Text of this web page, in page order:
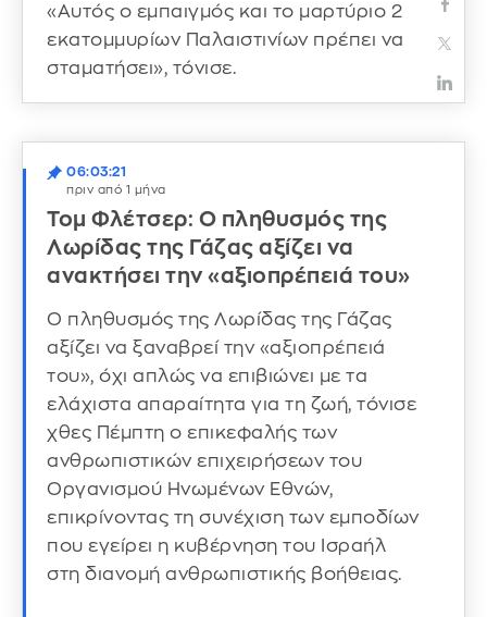
«Αυτός ο εμπαιγμός και το μαρτύριο 2
εκατομμυρίων Παλαιστινίων πρέπει να
σταματήσει», τόνισε.
06:03:21
πριν από 1 μήνα
Τομ Φλέτσερ: Ο πληθυσμός της
Λωρίδας της Γάζας αξίζει να
ανακτήσει την «αξιοπρέπειά του»
Ο πληθυσμός της Λωρίδας της Γάζας
αξίζει να ξαναβρεί την «αξιοπρέπειά
του», όχι απλώς να επιβιώνει με τα
ελάχιστα απαραίτητα για τη ζωή, τόνισε
χθες Πέμπτη ο επικεφαλής των
ανθρωπιστικών επιχειρήσεων του
Οργανισμού Ηνωμένων Εθνών,
επικρίνοντας τη συνέχιση των εμποδίων
που εγείρει η κυβέρνηση του Ισραήλ
στη διανομή ανθρωπιστικής βοήθειας.